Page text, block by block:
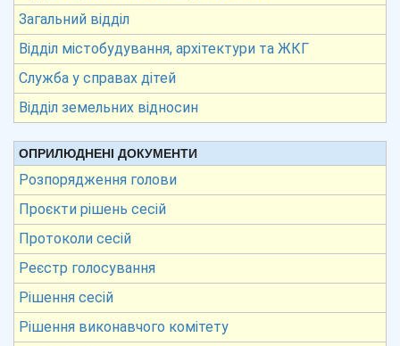
Загальний відділ
Відділ містобудування, архітектури та ЖКГ
Служба у справах дітей
Відділ земельних відносин
ОПРИЛЮДНЕНІ ДОКУМЕНТИ
Розпорядження голови
Проєкти рішень сесій
Протоколи сесій
Реєстр голосування
Рішення сесій
Рішення виконавчого комітету